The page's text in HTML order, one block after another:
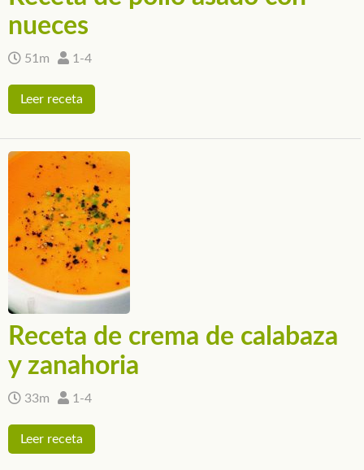
nueces
51m 1-4
Leer receta
Receta de crema de calabaza
y zanahoria
33m 1-4
Leer receta